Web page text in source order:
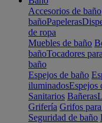
Accesorios de baño
bañoPapeleras
de ropa
Muebles de baño
bañoTocadores
baño
Espejos de baño
iluminadosEspejos
Sanitarios Bañeras
Grifería Grifos
Seguridad de baño